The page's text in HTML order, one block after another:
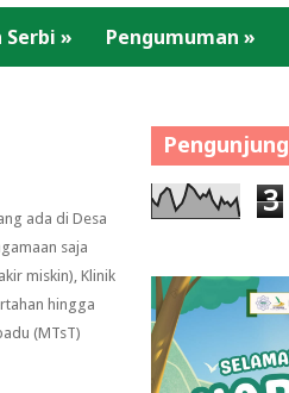
Serbi » Pengumuman »
ada di Desa
saja
miskin), Klinik
hingga
(MTsT)
Pengunjung
3